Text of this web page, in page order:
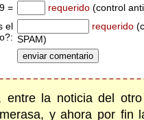
= requerido (control
el
requerido
SPAM)
entre la noticia del
y ahora por fin